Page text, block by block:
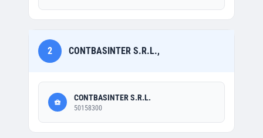
2 CONTBASINTER S.R.L.,
CONTBASINTER S.R.L.
50158300